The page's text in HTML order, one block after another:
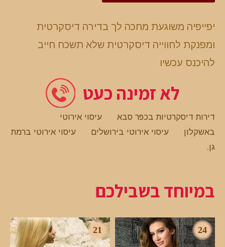
יפייפיה משוגעת מחכה לך בדירה דיסקרטית
ומפנקת לחווייה דיסקרטית שלא תשכח חייב
להיכנס עכשיו
לא זמינה כעט
דירות דיסקרטיות בכפר סבא
עיסוי אירוטי
באשקלון
עיסוי אירוטי בירושלים
עיסוי אירוטי ברמת
גן.
במיוחד בשבילכם
24
21